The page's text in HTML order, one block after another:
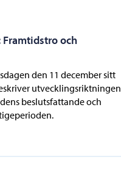
och
den 11 december sitt
utvecklingsriktningen
beslutsfattande och